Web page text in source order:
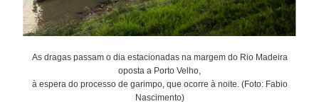
As dragas passam o dia estacionadas na margem do Rio Madeira
oposta a Porto Velho,
à espera do processo de garimpo, que ocorre à noite. (Foto: Fabio
Nascimento)